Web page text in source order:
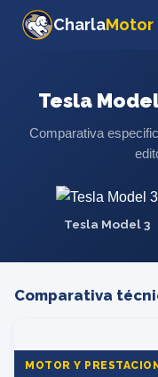
CharlaMotor
Tesla
Comparativa
Tesla Model 3
Comparativa
MOTOR Y